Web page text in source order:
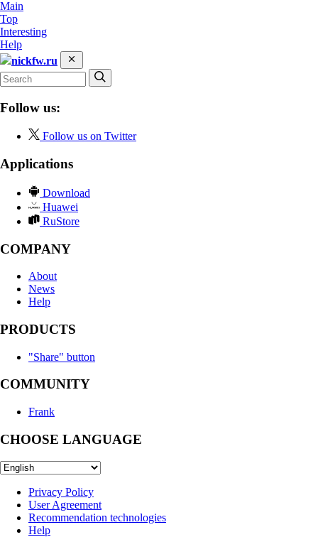
Main
Top
Interesting
Help
nickfw.ru
Follow us:
Follow us on Twitter
Applications
Download
Huawei
RuStore
COMPANY
About
News
Help
PRODUCTS
"Share" button
COMMUNITY
Frank
CHOOSE LANGUAGE
Privacy Policy
User Agreement
Recommendation technologies
Help